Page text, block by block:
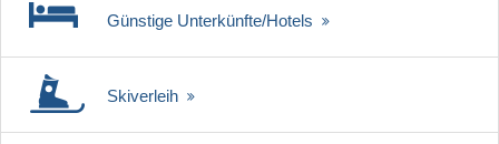
Günstige Unterkünfte/Hotels
Skiverleih